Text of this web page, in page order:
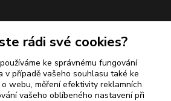
rádi své cookies?
ke správnému fungování
v případě vašeho souhlasu také ke
webu, měření efektivity reklamních
vašeho oblíbeného nastavení při